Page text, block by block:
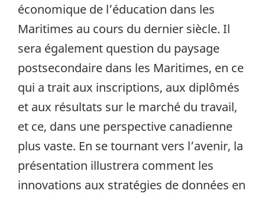
économique de l’éducation dans les
Maritimes au cours du dernier siècle. Il
sera également question du paysage
postsecondaire dans les Maritimes, en ce
qui a trait aux inscriptions, aux diplômés
et aux résultats sur le marché du travail,
et ce, dans une perspective canadienne
plus vaste. En se tournant vers l’avenir, la
présentation illustrera comment les
innovations aux stratégies de données en